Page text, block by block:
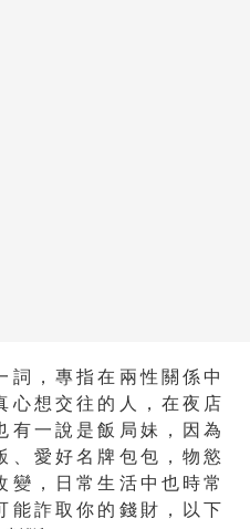
詞，專指在兩性關係中
心想交往的人，在夜店
有一說是飯局妹，因為
、愛好名牌包包，物慾
變，日常生活中也時常
能詐取你的錢財，以下